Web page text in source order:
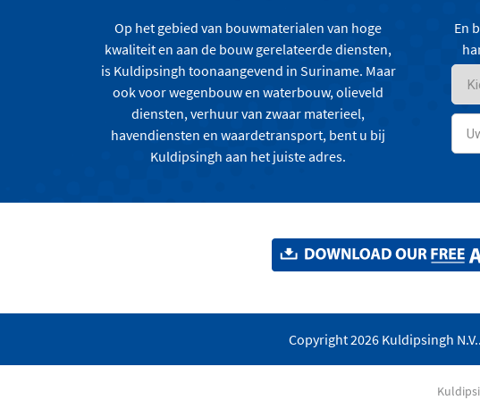
Op het gebied van bouwmaterialen van hoge
kwaliteit en aan de bouw gerelateerde diensten,
is Kuldipsingh toonaangevend in Suriname. Maar
ook voor wegenbouw en waterbouw, olieveld
diensten, verhuur van zwaar materieel,
havendiensten en waardetransport, bent u bij
Kuldipsingh aan het juiste adres.
En
Copyright 2026 Kuldipsingh